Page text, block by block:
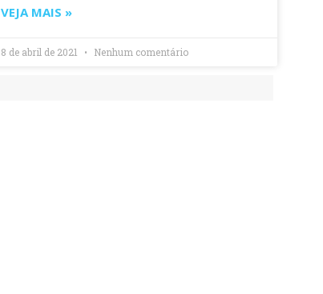
VEJA MAIS »
8 de abril de 2021 Nenhum comentário